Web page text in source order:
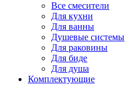
Все смесители
Для кухни
Для ванны
Душевые системы
Для раковины
Для биде
Для душа
Комплектующие